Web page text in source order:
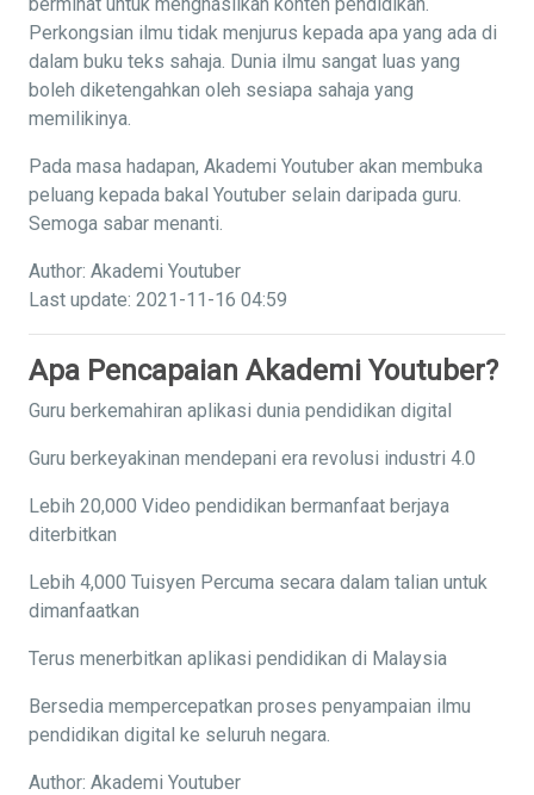
Perkongsian ilmu tidak menjurus kepada apa yang ada di
dalam buku teks sahaja. Dunia ilmu sangat luas yang
boleh diketengahkan oleh sesiapa sahaja yang
memilikinya.
Pada masa hadapan, Akademi Youtuber akan membuka
peluang kepada bakal Youtuber selain daripada guru.
Semoga sabar menanti.
Author: Akademi Youtuber
Last update: 2021-11-16 04:59
Apa Pencapaian Akademi Youtuber?
Guru berkemahiran aplikasi dunia pendidikan digital
Guru berkeyakinan mendepani era revolusi industri 4.0
Lebih 20,000 Video pendidikan bermanfaat berjaya
diterbitkan
Lebih 4,000 Tuisyen Percuma secara dalam talian untuk
dimanfaatkan
Terus menerbitkan aplikasi pendidikan di Malaysia
Bersedia mempercepatkan proses penyampaian ilmu
pendidikan digital ke seluruh negara.
Author: Akademi Youtuber